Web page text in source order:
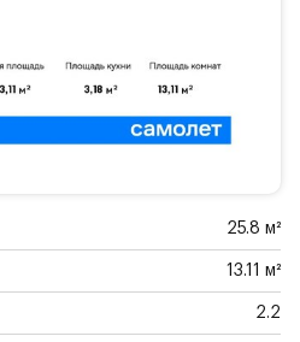
25.8 м²
13.11 м²
2.2